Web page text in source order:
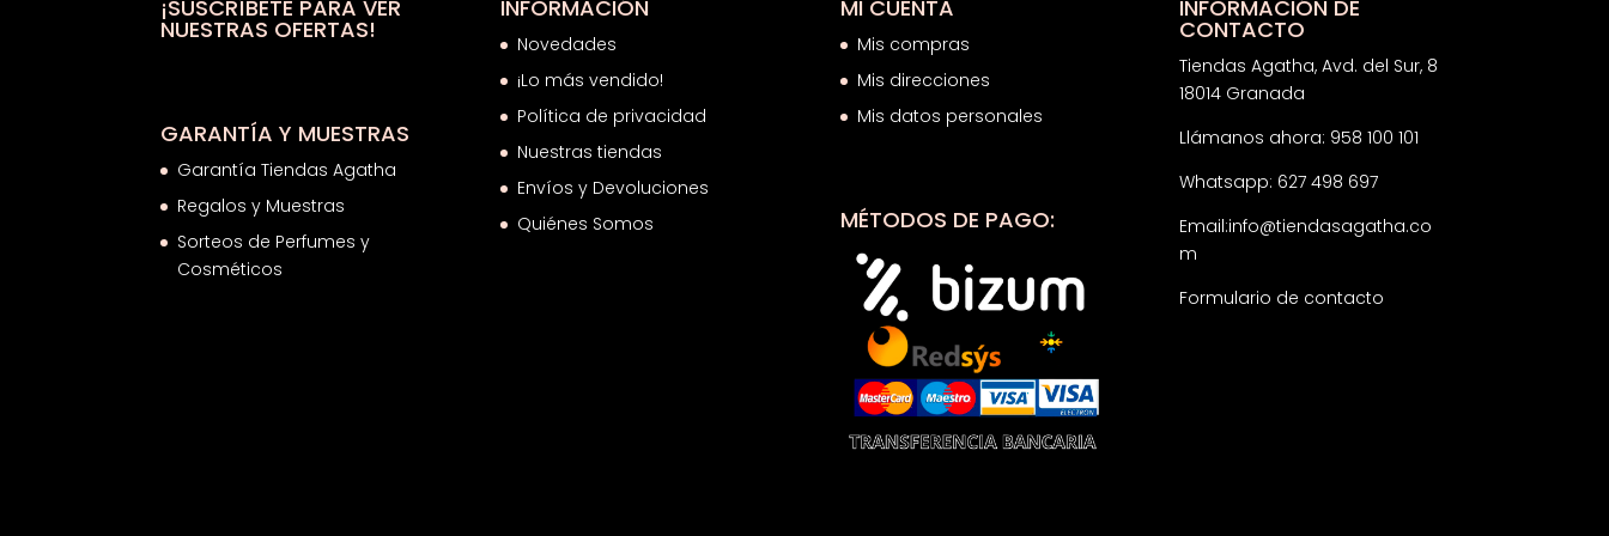
¡SUSCRÍBETE PARA VER
NUESTRAS OFERTAS!
GARANTÍA Y MUESTRAS
Garantía Tiendas Agatha
Regalos y Muestras
Sorteos de Perfumes y
Cosméticos
INFORMACIÓN
Novedades
¡Lo más vendido!
Política de privacidad
Nuestras tiendas
Envíos y Devoluciones
Quiénes Somos
MI CUENTA
Mis compras
Mis direcciones
Mis datos personales
MÉTODOS DE PAGO:
INFORMACIÓN DE
CONTACTO
Tiendas Agatha, Avd. del Sur, 8
18014 Granada
Llámanos ahora: 958 100 101
Whatsapp: 627 498 697
Email:info@tiendasagatha.co
m
Formulario de contacto